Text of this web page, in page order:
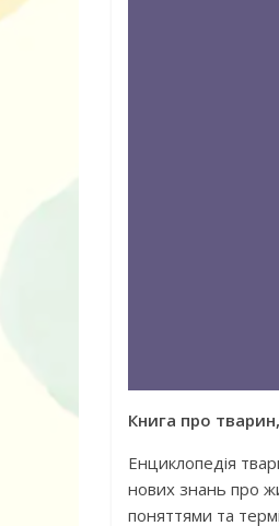
Книга про
Енциклопедія
нових знань про
поняттями та